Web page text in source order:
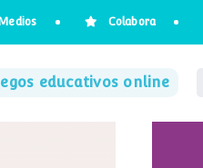
Medios Colabora
educativos online